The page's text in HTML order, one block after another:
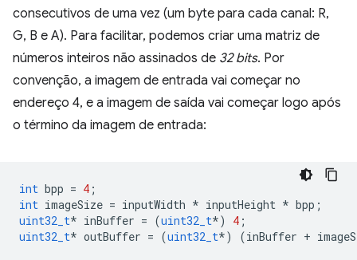
consecutivos de uma vez (um byte para cada canal: R,
G, B e A). Para facilitar, podemos criar uma matriz de
números inteiros não assinados de 32 bits. Por
convenção, a imagem de entrada vai começar no
endereço 4, e a imagem de saída vai começar logo após
o término da imagem de entrada:
int bpp = 4 ;
int imageSize = inputWidth * inputHeight * bpp ;
uint32_t* inBuffer = (uint32_t*) 4 ;
uint32_t* outBuffer = (uint32_t*) (inBuffer +